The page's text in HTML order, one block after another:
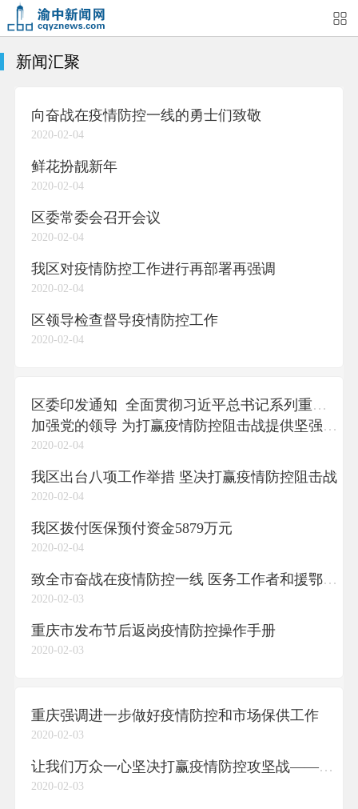
首页
渝中新闻 特别关注 部门动态
企业信息 吃在渝中
新闻汇聚
向奋战在疫情防控一线的勇士们致敬
2020-02-04
鲜花扮靓新年
2020-02-04
区委常委会召开会议
2020-02-04
我区对疫情防控工作进行再部署再强调
2020-02-04
区领导检查督导疫情防控工作
2020-02-04
区委印发通知 全面贯彻习近平总书记系列重要指示精神 深化落实市委各项部署要求
加强党的领导 为打赢疫情防控阻击战提供坚强政治保证
2020-02-04
我区出台八项工作举措 坚决打赢疫情防控阻击战
2020-02-04
我区拨付医保预付资金5879万元
2020-02-04
致全市奋战在疫情防控一线 医务工作者和援鄂医疗队的慰问信
2020-02-03
重庆市发布节后返岗疫情防控操作手册
2020-02-03
重庆强调进一步做好疫情防控和市场保供工作
2020-02-03
让我们万众一心坚决打赢疫情防控攻坚战——致广大市民的倡议书
2020-02-03